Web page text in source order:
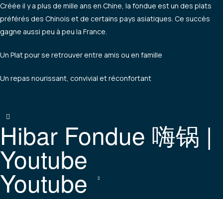
Créée il y a plus de mille ans en Chine, la fondue est un des plats
préférés des Chinois et de certains pays asiatiques. Ce succès
gagne aussi peu à peu la France.
Un Plat pour se retrouver entre amis ou en famille
Un repas nourissant, convivial et réconfortant
Hibar Fondue 嗨锅 |
Youtube
Youtube